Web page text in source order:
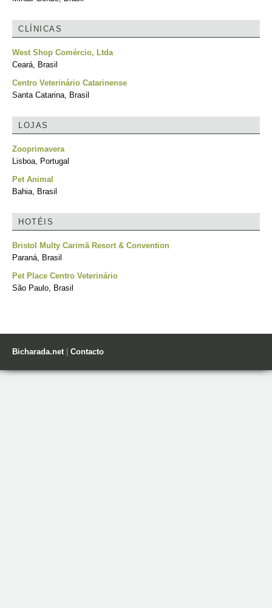
CLÍNICAS
West Shop Comércio, Ltda
Ceará, Brasil
Centro Veterinário Catarinense
Santa Catarina, Brasil
LOJAS
Zooprimavera
Lisboa, Portugal
Pet Animal
Bahia, Brasil
HOTÉIS
Bristol Multy Carimã Resort & Convention
Paraná, Brasil
Pet Place Centro Veterinário
São Paulo, Brasil
Bicharada.net| Contacto